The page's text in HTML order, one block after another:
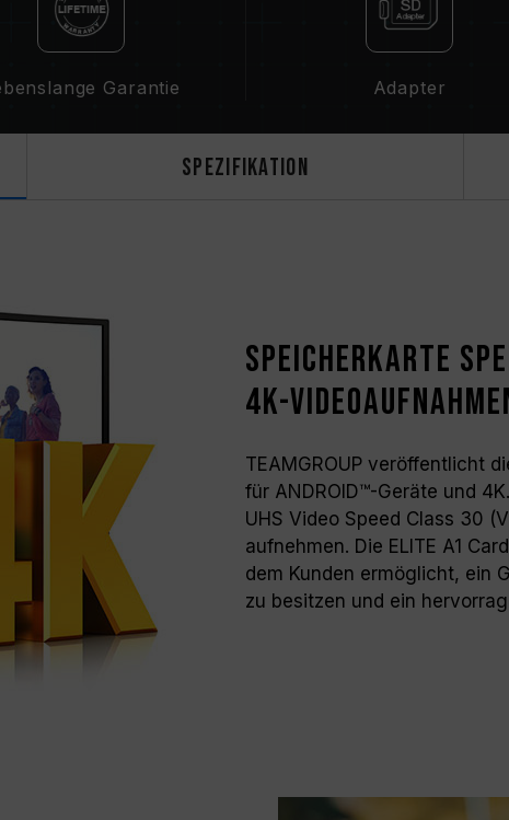
Garantie Adapter
Spezifikation
Speicherkarte
4K-
TEAMGROUP veröffentlicht
für ANDROID™-Geräte und
UHS Video Speed Class 30
aufnehmen. Die ELITE A1
dem Kunden ermöglicht, ein
zu besitzen und ein